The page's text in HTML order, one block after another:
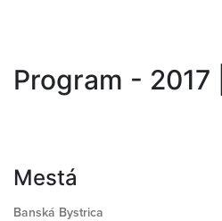
Program - 2017
Mestá
Banská Bystrica